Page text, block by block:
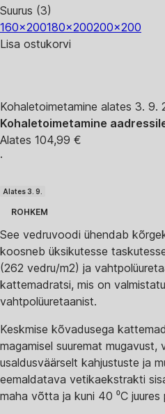
Suurus (3)
160x200180x200200x200
Lisa ostukorvi
Kohaletoimetamine alates 3. 9.
Kohaletoimetamine
Alates 104,99 €
·
Alates 3. 9.
ROHKEM
See vedruvoodi ühendab
koosneb üksikutesse
(262 vedru/m2) ja
kattemadratsi, mis on
vahtpolüuretaanist.
Keskmise kõvadusega
magamisel suuremat
usaldusväärselt kahjustuste ja
eemaldatava vetikaekstrakti
maha võtta ja kuni 40 ⁰C juures